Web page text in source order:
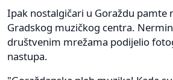
Ipak nostalgičari u Goraždu pamte
Gradskog muzičkog centra.
društvenim mrežama podijelio
nastupa.